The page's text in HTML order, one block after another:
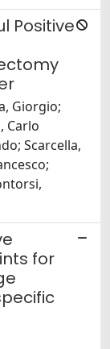
Positive
Giorgio;
Carlo
Scarcella,
for